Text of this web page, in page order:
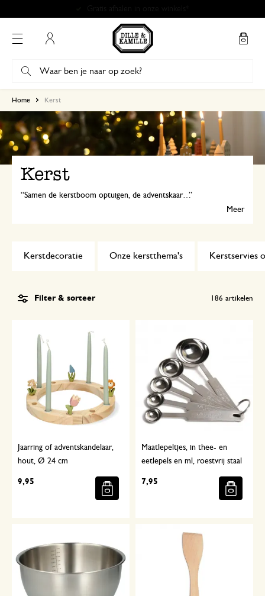
Home Kerst
Kerst
Samen de kerstboom optuigen, de adventskaars branden, kerstrecepten koken, de tafel mooi dekken… Wij genieten volop van kerst! Laat je inspireren door een van onze nieuwe kerstthema’s of bekijk onze kerstdecoratie en cadeau-ideeën.
Meer
Kerstdecoratie Onze kerstthema's Kerstservies
Filter & sorteer 186 artikelen
Jaarring of adventskandelaar,
hout, Ø 24 cm
9,95
Maatlepeltjes, in thee- en
eetlepels en ml, roestvrij staal
7,95